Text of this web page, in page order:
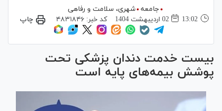
جامعه
شهری،‌ سلامت و رفاهی
13:02
02 ارديبهشت 1404 کد خبر:۴۸۳۱۸۴۶ چاپ
بیست خدمت دندان پزشکی تحت
پوشش بیمه‌های پایه است